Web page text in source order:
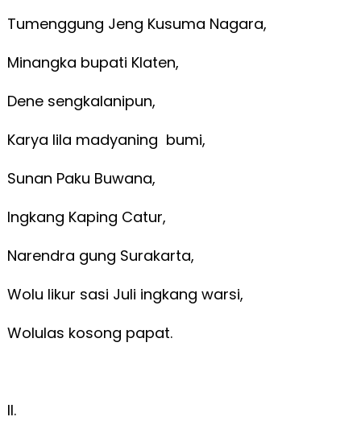
Tumenggung Jeng Kusuma Nagara,
Minangka bupati Klaten,
Dene sengkalanipun,
Karya lila madyaning bumi,
Sunan Paku Buwana,
Ingkang Kaping Catur,
Narendra gung Surakarta,
Wolu likur sasi Juli ingkang warsi,
Wolulas kosong papat.
II.